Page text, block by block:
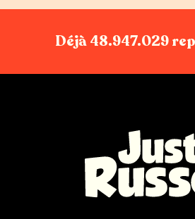
Déjà48.947.029